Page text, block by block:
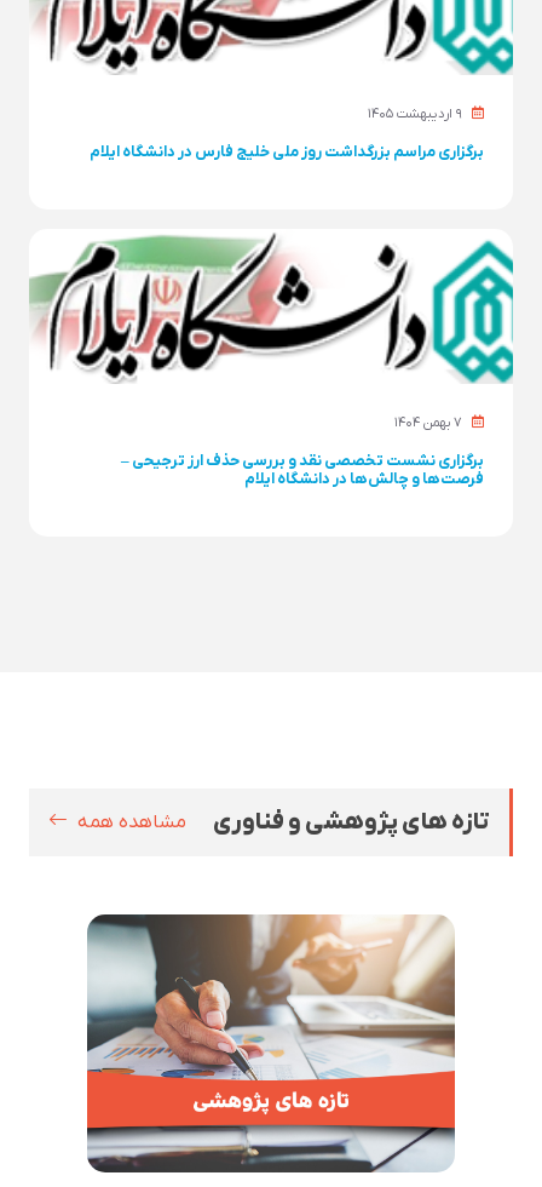
۹ ارديبهشت ۱۴۰۵
برگزاری مراسم بزرگداشت روز ملی خلیج فارس در دانشگاه ایلام
۷ بهمن ۱۴۰۴
برگزاری نشست تخصصی نقد و بررسی حذف ارز ترجیحی –
فرصت‌ها و چالش‌ها در دانشگاه ایلام
تازه های پژوهشی و فناوری مشاهده همه